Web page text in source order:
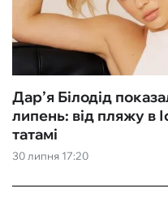
30 липня 17:20
Дар’я Білодід
липень: від пляжу в
татамі